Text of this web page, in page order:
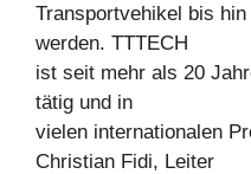
Transportvehikel bis
werden. TTTECH
ist seit mehr als 20
tätig und in
vielen internationalen
Christian Fidi, Leiter